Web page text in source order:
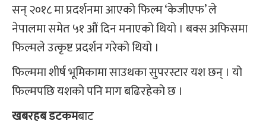
सन् २०१८ मा प्रदर्शनमा आएको फिल्म ‘केजीएफ’ ले
नेपालमा समेत ५१ औं दिन मनाएको थियो । बक्स अफिसमा
फिल्मले उत्कृष्ट प्रदर्शन गरेको थियो ।
फिल्ममा शीर्ष भूमिकामा साउथका सुपरस्टार यश छन् । यो
फिल्मपछि यशको पनि माग बढिरहेको छ ।
खबरहब डटकमबाट